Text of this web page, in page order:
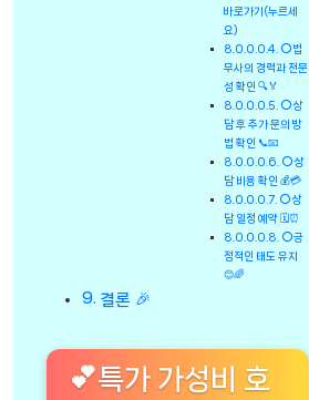
바로가기(누르세
요)
⭕법
무사의 경력과 전문
성 확인 🔍🏅
⭕상
담 후 추가 문의 방
법 확인 📞📧
⭕상
담 비용 확인 💰💳
⭕상
담 일정 예약 🗓️⏰
⭕긍
정적인 태도 유지
😊🌈
결론 🎉
💕특가 가성비 호